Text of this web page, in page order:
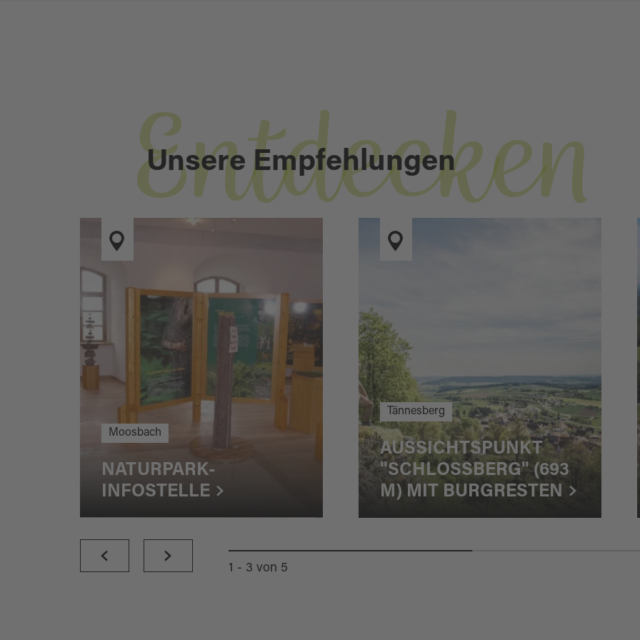
Unsere Empfehlungen
Entdecken
Moosbach
NATURPARK-
INFOSTELLE
Tännesberg
AUSSICHTSPUNKT
"SCHLOSSBERG" (693
M) MIT BURGRESTEN
1 - 3 von 5